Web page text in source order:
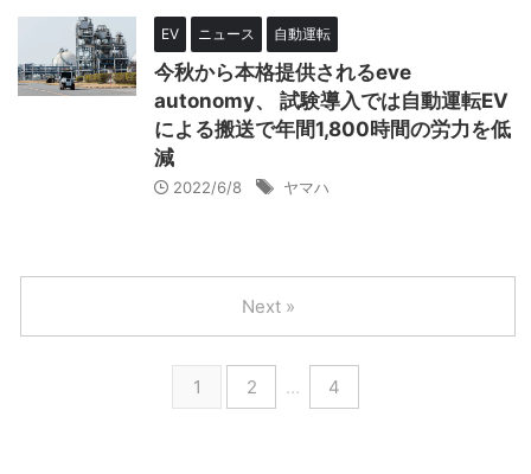
EV ニュース 自動運転
今秋から本格提供されるeve
autonomy、 試験導入では自動運転EV
による搬送で年間1,800時間の労力を低
減
2022/6/8 ヤマハ
1 2 … 4
Next »